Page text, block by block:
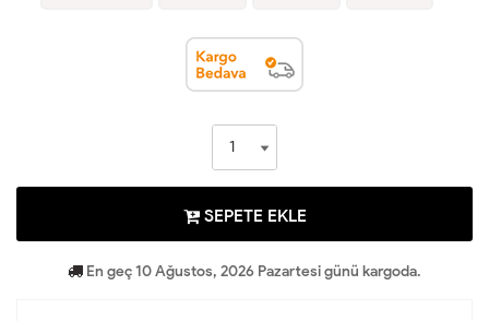
SEPETE EKLE
En geç 10 Ağustos, 2026 Pazartesi günü kargoda.